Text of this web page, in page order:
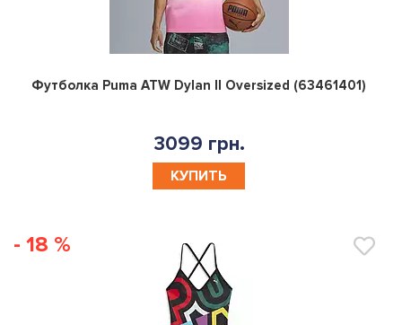
0
Футболка Puma ATW Dylan II Oversized (63461401)
3099 грн.
КУПИТЬ
- 18 %